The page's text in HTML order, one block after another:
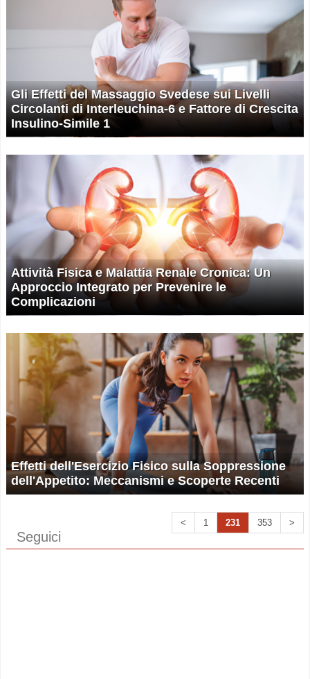
Gli Effetti del Massaggio Svedese sui Livelli
Circolanti di Interleuchina-6 e Fattore di Crescita
Insulino-Simile 1
Attività Fisica e Malattia Renale Cronica: Un
Approccio Integrato per Prevenire le
Complicazioni
Effetti dell'Esercizio Fisico sulla Soppressione
dell'Appetito: Meccanismi e Scoperte Recenti
< 1 231 353 >
Seguici